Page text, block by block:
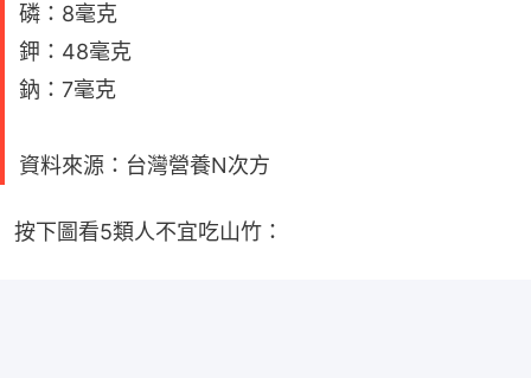
磷：8毫克
鉀：48毫克
鈉：7毫克
資料來源：台灣營養N次方
按下圖看5類人不宜吃山竹：